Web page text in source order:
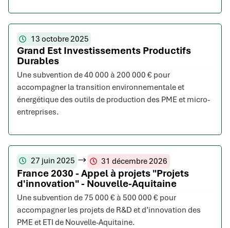
13 octobre 2025
Grand Est Investissements Productifs
Durables
Une subvention de 40 000 à 200 000 € pour
accompagner la transition environnementale et
énergétique des outils de production des PME et micro-
entreprises.
27 juin 2025 31 décembre 2026
France 2030 - Appel à projets "Projets
d'innovation" - Nouvelle-Aquitaine
Une subvention de 75 000 € à 500 000 € pour
accompagner les projets de R&D et d’innovation des
PME et ETI de Nouvelle-Aquitaine.